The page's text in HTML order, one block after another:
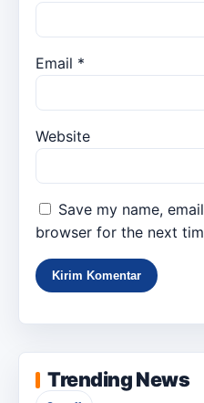
Email *
Website
Save my name,
browser for the next
Trending News